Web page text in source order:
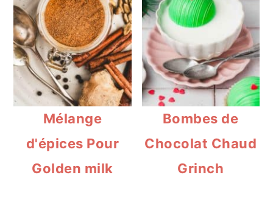
Mélange
d'épices Pour
Golden milk
Bombes de
Chocolat Chaud
Grinch